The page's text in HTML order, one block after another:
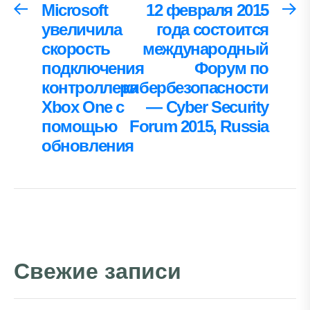
Навигация
записям
Предыдущая
запись:
Microsoft
увеличила
скорость
подключения
контроллера
Xbox One с
помощью
обновления
12 февраля 2015
года состоится
международный
Форум по
кибербезопасности
— Cyber Security
Forum 2015, Russia
Свежие записи